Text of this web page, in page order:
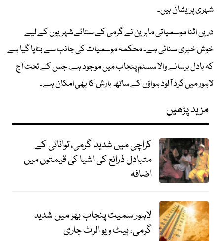
شہری پریشان ہیں۔
دریں اثنا موسمیاتی ماہرین نے گرمی کے ستائے شہریوں کے لیے
خوش خبری سنائی ہے۔ محکمہ موسمیات کی جانب سے بتایا گیا ہے
کہ بادل برسانے والا سسٹم پنجاب میں موجود ہے، جس کے تحت آج
لاہور میں گرد آلود ہواؤں کے ساتھ بارش کا بھی امکان ہے۔
مزید پڑھیں
کراچی میں شدید گرمی، توانائی کے
متبادل ذرائع کی اشیا کی قیمتوں میں
اضافہ
لاہور سمیت پنجاب بھر میں شدید
گرمی، ہیٹ ویو الرٹ جاری